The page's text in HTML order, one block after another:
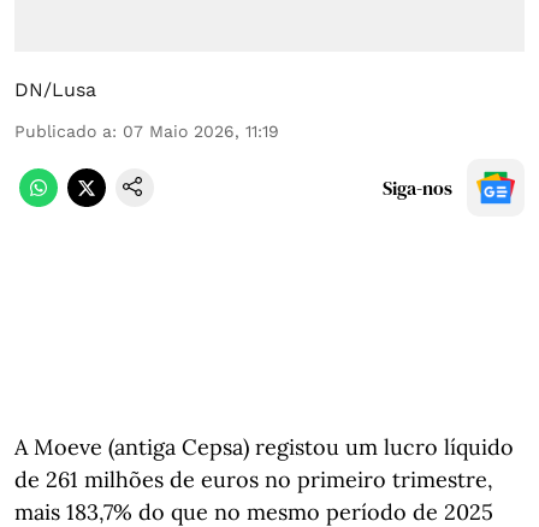
DN/Lusa
Publicado a: 07 Maio 2026, 11:19
Siga-nos
A Moeve (antiga Cepsa) registou um lucro líquido
de 261 milhões de euros no primeiro trimestre,
mais 183,7% do que no mesmo período de 2025